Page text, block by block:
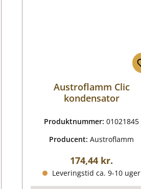
Austroflamm Clic
kondensator
Produktnummer:01021845
Producent:Austroflamm
Almindelig pris:
174,44 kr.
Leveringstid ca. 9-10 uger